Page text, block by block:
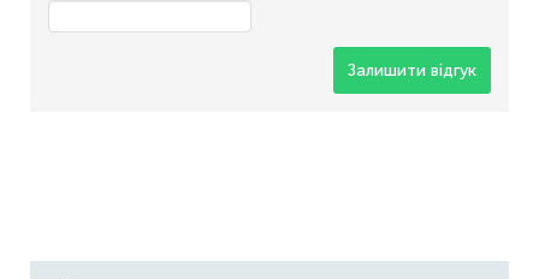
Залишити відгук